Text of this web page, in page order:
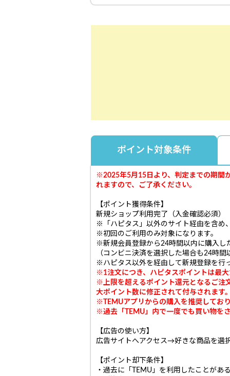
ポイント対象条件
※2025年5月15日より、判定までの期間
れますので、ご了承ください。
【ポイント獲得条件】
新規ショップ利用完了（入金確認必須）
※「ハピタス」以外のサイト経由を含め
※初回のご利用のみ対象になります。
※新規会員登録から24時間以内に購入し
（コンビニ決済を選択した場合も24時間
※ハピタス以外を経由して新規登録を行
※1注文につき、ハピタスポイントは最
※上限を超えるポイント還元となるご注
大ポイント数に修正されて付与されます。
※
TEMUアプリからの購入を推奨しており
※過去「TEMU」内で一度でも買い物を
【広告の使い方】
広告サイトへアクセス→好きな商品を
【ポイント却下条件】
・過去に「TEMU」を利用したことがあ